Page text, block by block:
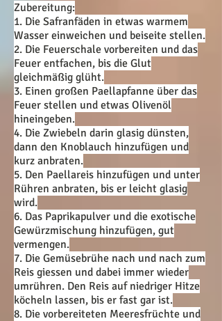
Zubereitung:
1. Die Safranfäden in etwas warmem
Wasser einweichen und beiseite stellen.
2. Die Feuerschale vorbereiten und das
Feuer entfachen, bis die Glut
gleichmäßig glüht.
3. Einen großen Paellapfanne über das
Feuer stellen und etwas Olivenöl
hineingeben.
4. Die Zwiebeln darin glasig dünsten,
dann den Knoblauch hinzufügen und
kurz anbraten.
5. Den Paellareis hinzufügen und unter
Rühren anbraten, bis er leicht glasig
wird.
6. Das Paprikapulver und die exotische
Gewürzmischung hinzufügen, gut
vermengen.
7. Die Gemüsebrühe nach und nach zum
Reis giessen und dabei immer wieder
umrühren. Den Reis auf niedriger Hitze
köcheln lassen, bis er fast gar ist.
8. Die vorbereiteten Meeresfrüchte und